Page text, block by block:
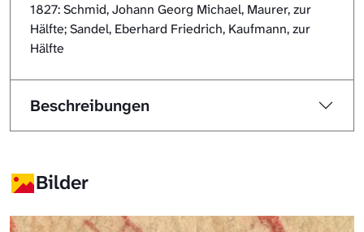
1827: Schmid, Johann Georg Michael, Maurer, zur
Hälfte; Sandel, Eberhard Friedrich, Kaufmann, zur
Hälfte
Beschreibungen
Bilder